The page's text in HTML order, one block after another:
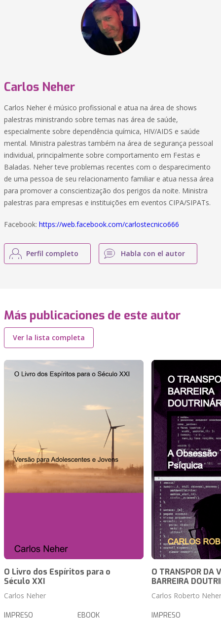
Carlos Neher
Carlos Neher é músico profissional e atua na área de shows
palestras ministrando sobre temas nas área de saúde,
especialmente sobre dependência química, HIV/AIDS e saúde
mental. Ministra palestras também na área de segurança pessoal
individual, principalmente sobre comportamento em Festas e
Baladas. Neher teve problemas recentes com o desparecimento
de uma pessoa de seu relacionamento familiar e atua nessa área
para promover a conscientização dos perigos da noite. Ministra
palestras para empresas e instituições em eventos CIPA/SIPATs.
Facebook: https://web.facebook.com/carlostecnico666
Perfil completo Habla con el autor
Más publicaciones de este autor
Ver la lista completa
O Livro dos Espíritos para o
Século XXI
Carlos Neher
IMPRESO EBOOK
O TRANSPOR DA
BARREIRA
Carlos Roberto Neher
IMPRESO